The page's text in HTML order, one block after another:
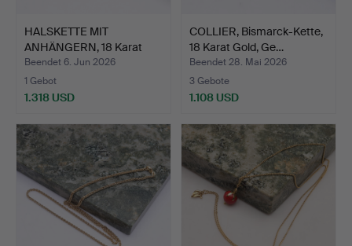
HALSKETTE MIT
ANHÄNGERN, 18 Karat
Gold, Ge…
Beendet 6. Jun 2026
1 Gebot
1.318 USD
COLLIER, Bismarck-Kette,
18 Karat Gold, Ge…
Beendet 28. Mai 2026
3 Gebote
1.108 USD